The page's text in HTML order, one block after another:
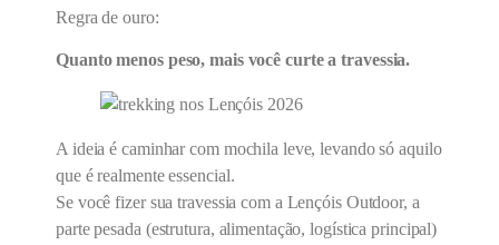
Regra de ouro:
Quanto menos peso, mais você curte a travessia.
A ideia é caminhar com mochila leve, levando só aquilo
que é realmente essencial.
Se você fizer sua travessia com a Lençóis Outdoor, a
parte pesada (estrutura, alimentação, logística principal)